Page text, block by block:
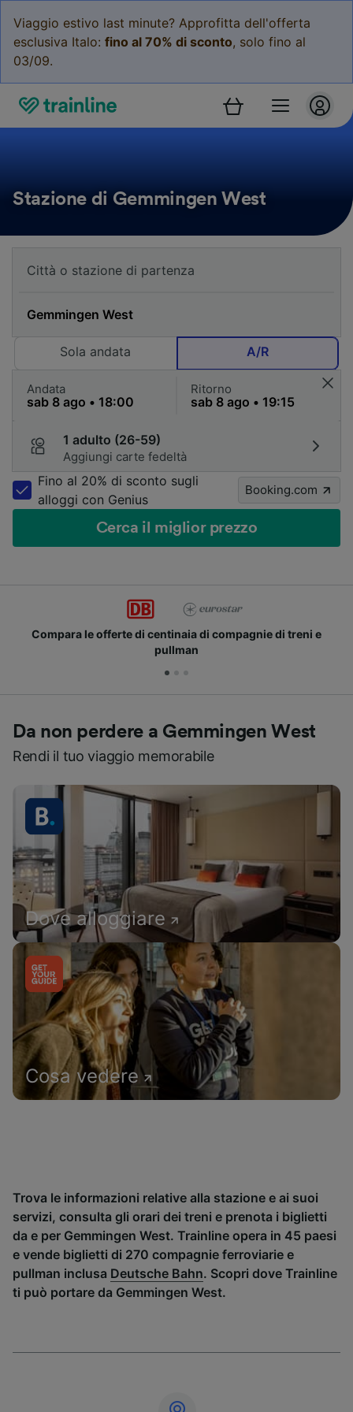
Viaggio estivo last minute? Approfitta dell'offerta
esclusiva Italo: fino al 70% di sconto, solo fino al
03/09.
Stazione di Gemmingen West
Sola andata A/R
Andata Ritorno
1 adulto (26-59)
Aggiungi carte fedeltà
Fino al 20% di sconto sugli
alloggi con Genius
Booking.com
Cerca il miglior prezzo
Compara le offerte di centinaia di compagnie di treni e
pullman
Da non perdere a Gemmingen West
Rendi il tuo viaggio memorabile
Dove alloggiare
Cosa vedere
Trova le informazioni relative alla stazione e ai suoi
servizi, consulta gli orari dei treni e prenota i biglietti
da e per Gemmingen West. Trainline opera in 45 paesi
e vende biglietti di 270 compagnie ferroviarie e
pullman inclusa Deutsche Bahn. Scopri dove Trainline
ti può portare da Gemmingen West.